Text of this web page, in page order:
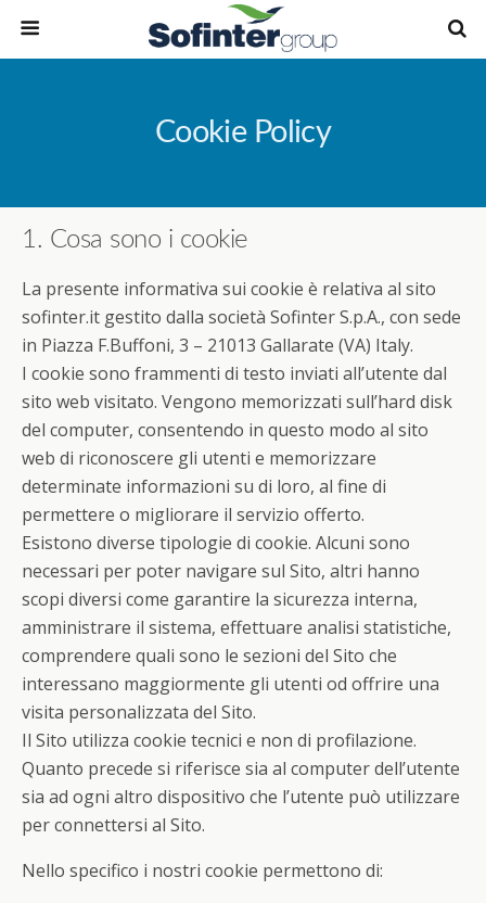
Cookie Policy
1. Cosa sono i cookie
La presente informativa sui cookie è relativa al sito
sofinter.it gestito dalla società Sofinter S.p.A., con sede
in Piazza F.Buffoni, 3 – 21013 Gallarate (VA) Italy.
I cookie sono frammenti di testo inviati all’utente dal
sito web visitato. Vengono memorizzati sull’hard disk
del computer, consentendo in questo modo al sito
web di riconoscere gli utenti e memorizzare
determinate informazioni su di loro, al fine di
permettere o migliorare il servizio offerto.
Esistono diverse tipologie di cookie. Alcuni sono
necessari per poter navigare sul Sito, altri hanno
scopi diversi come garantire la sicurezza interna,
amministrare il sistema, effettuare analisi statistiche,
comprendere quali sono le sezioni del Sito che
interessano maggiormente gli utenti od offrire una
visita personalizzata del Sito.
Il Sito utilizza cookie tecnici e non di profilazione.
Quanto precede si riferisce sia al computer dell’utente
sia ad ogni altro dispositivo che l’utente può utilizzare
per connettersi al Sito.
Nello specifico i nostri cookie permettono di: